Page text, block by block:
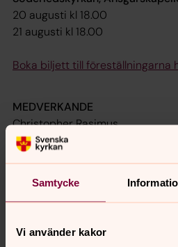
Samtycke
Vi använder kakor
20 augusti kl 18.00
21 augusti kl 18.00
Boka biljett till föreställningarna
MEDVERKANDE
Christopher Rasimus
Tobias Ulfvebrand
Sabina Koij
Kristina Ljunggren
Ivar Koij, musiker